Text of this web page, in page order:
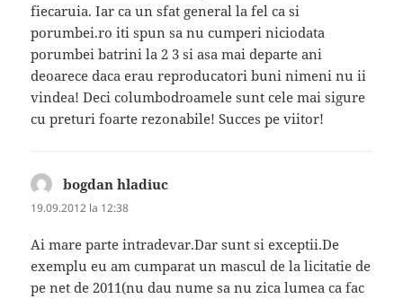
fiecaruia. Iar ca un sfat general la fel ca si
porumbei.ro iti spun sa nu cumperi niciodata
porumbei batrini la 2 3 si asa mai departe ani
deoarece daca erau reproducatori buni nimeni nu ii
vindea! Deci columbodroamele sunt cele mai sigure
cu preturi foarte rezonabile! Succes pe viitor!
bogdan hladiuc
19.09.2012 la 12:38
Ai mare parte intradevar.Dar sunt si exceptii.De
exemplu eu am cumparat un mascul de la licitatie de
pe net de 2011(nu dau nume sa nu zica lumea ca fac